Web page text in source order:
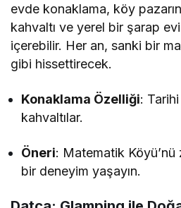
evde konaklama, köy
kahvaltı ve yerel bir şarap
içerebilir. Her an, sanki bir
gibi hissettirecek.
Konaklama Özelliği:
kahvaltılar.
Öneri: Matematik Köyü’nü
bir deneyim yaşayın.